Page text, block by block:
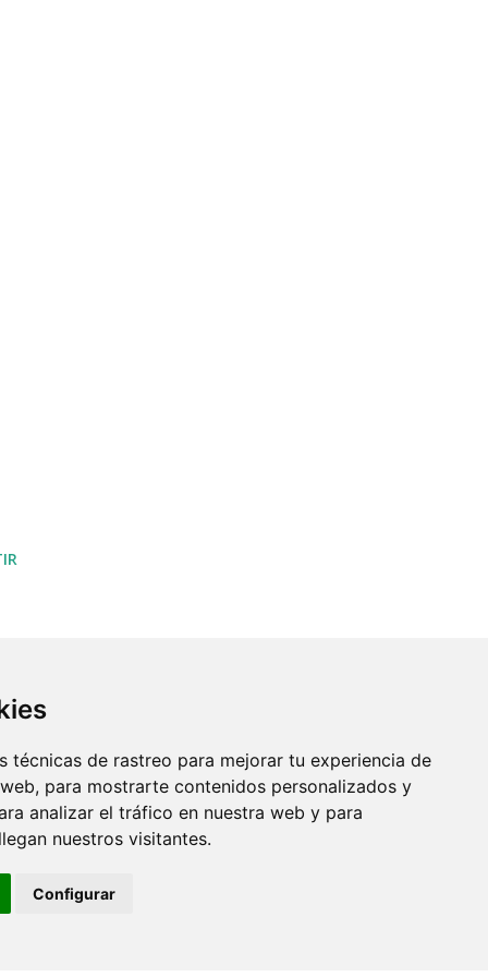
técnicas de rastreo para mejorar tu experiencia de
para mostrarte contenidos personalizados y
analizar el tráfico en nuestra web y para
nuestros visitantes.
Configurar